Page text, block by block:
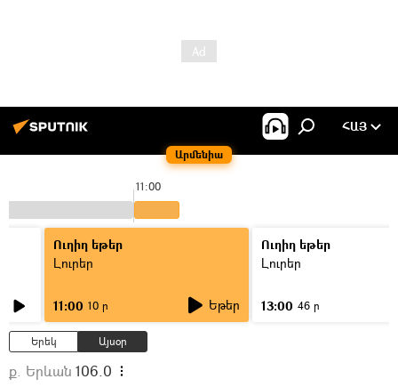
Արմենիա
ՀԱՅ
11:00
Ուղիղ եթեր
Լուրեր
11:00 10 ր Եթեր
Ուղիղ եթեր
Լուրեր
13:00 46 ր
Երեկ Այսօր
ք. Երևան 106.0